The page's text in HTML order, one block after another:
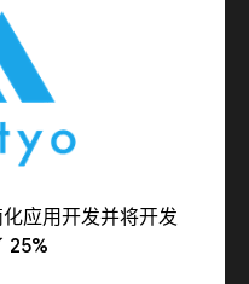
应用开发并将开发
25%